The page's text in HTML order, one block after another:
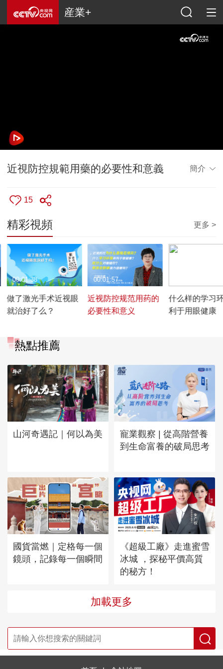
産業+
近視防控規範用藥的必要性和意義 簡介
15
精彩視頻 更多 >
做了激光手术近视眼
就治好了么？
00:01:38
近视防控规范用药的
必要性和意义
00:01:57
什么样的学习
利于用眼健康
熱點推薦
山河奇遇記｜何以為美
寵業觀察 | 從高階營養
到生命富養的破局思考
國貨當燃｜定格每一個
鏡頭，記錄每一個瞬間
《超級工廠》走進蜜雪
冰城 ，探秘平價高質
的秘方！
加載更多